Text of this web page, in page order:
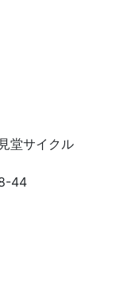
堂サイクル
44